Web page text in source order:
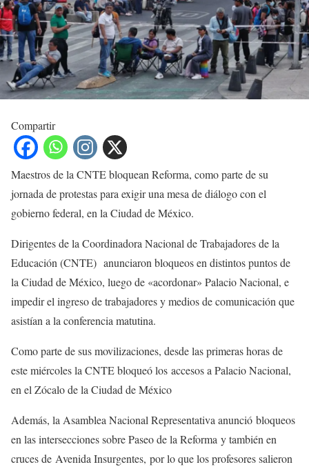
Compartir
Maestros de la CNTE bloquean Reforma, como parte de su
jornada de protestas para exigir una mesa de diálogo con el
gobierno federal, en la Ciudad de México.
Dirigentes de la Coordinadora Nacional de Trabajadores de la
Educación (CNTE) anunciaron bloqueos en distintos puntos de
la Ciudad de México, luego de «acordonar» Palacio Nacional, e
impedir el ingreso de trabajadores y medios de comunicación que
asistían a la conferencia matutina.
Como parte de sus movilizaciones, desde las primeras horas de
este miércoles la CNTE bloqueó los accesos a Palacio Nacional,
en el Zócalo de la Ciudad de México
Además, la Asamblea Nacional Representativa anunció bloqueos
en las intersecciones sobre Paseo de la Reforma y también en
cruces de Avenida Insurgentes, por lo que los profesores salieron